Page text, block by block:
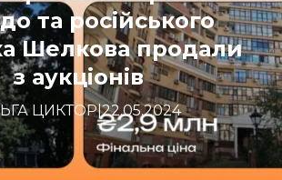
та російського
Шелкова продали
з аукціонів
ЦИКТОР|22.05.2024